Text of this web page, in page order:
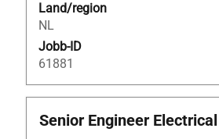
Land/region
NL
Jobb-ID
61881
Titel
Senior Engineer Electrical
Klicka